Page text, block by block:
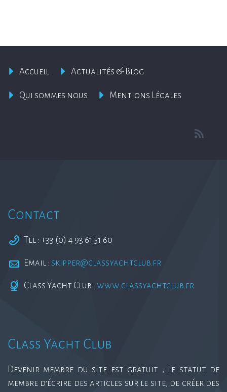
Accueil Actualités & Blog
Qui sommes nous Mentions Légales
Contact
Tel : +33 (0) 4 93 61 51 60
Email : skipper@classyachtclub.fr
Class Yacht Club : www.classyachtclub.fr
Class Yacht Club
Devenir membre du site est gratuit ; le statut de
membre d’écrire des articles sur le site, de créer des